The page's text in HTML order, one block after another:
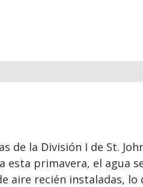
de la División I de St.
esta primavera, el agua
aire recién instaladas, lo